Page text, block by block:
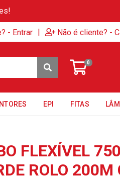
- Entrar | Não é cliente? -
0
EPI FITAS
FLEXÍVEL
ROLO 200M